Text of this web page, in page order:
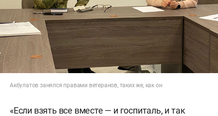
Акбулатов занялся правами ветеранов, таких же, как он
«Если взять все вместе — и госпиталь, и так